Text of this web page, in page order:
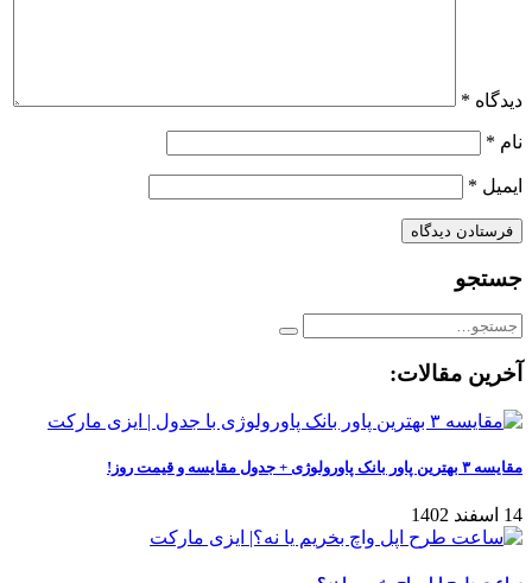
دیدگاه *
نام *
ایمیل *
جستجو
آخرین مقالات:
مقایسه ۳ بهترین پاور بانک پاورولوژی + جدول مقایسه و قیمت روز!
14 اسفند 1402